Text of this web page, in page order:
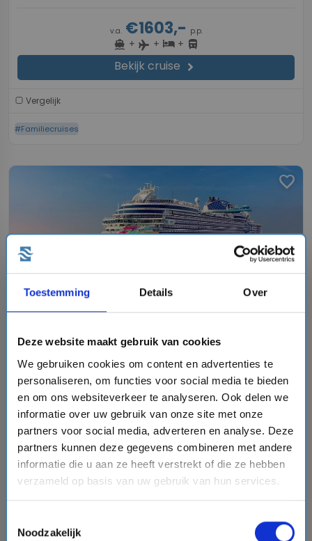
Toestemming Details Over
Deze website maakt gebruik van cookies
We gebruiken cookies om content en advertenties te
personaliseren, om functies voor social media te bieden
en om ons websiteverkeer te analyseren. Ook delen we
informatie over uw gebruik van onze site met onze
partners voor social media, adverteren en analyse. Deze
partners kunnen deze gegevens combineren met andere
informatie die u aan ze heeft verstrekt of die ze hebben
verzameld op basis van uw gebruik van hun services.
Noodzakelijk
v.a.€1603,- p.p.
directions_boat + flight + hotel+ directions_bus
Bekijk cruise chevron_right
Vergelijk
#Familiecruises
favorite
chevron_right
van: 11-07-2027 - Tot: 18-07-2027
schedule place Caribbean
Vaarroute:Port Canaveral, Dag op Zee, Puerto Plata, St
Thomas, Tortola, Dag op Zee, Great Stirrup Cay, Port
Canaveral
€3342,-